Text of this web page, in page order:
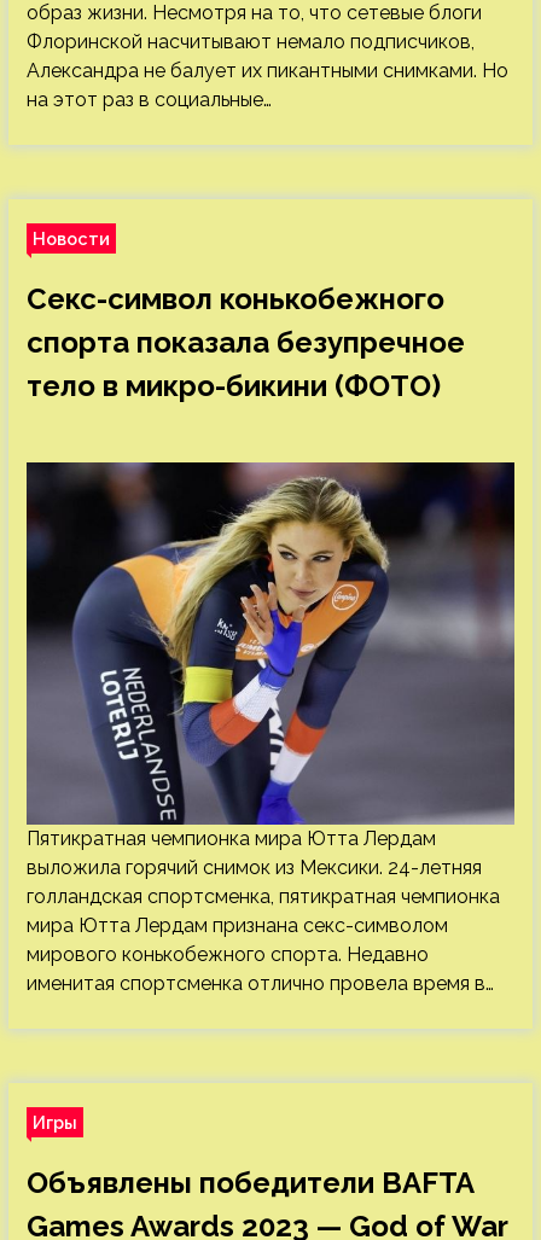
образ жизни. Несмотря на то, что сетевые блоги
Флоринской насчитывают немало подписчиков,
Александра не балует их пикантными снимками. Но
на этот раз в социальные…
Новости
Секс-символ конькобежного
спорта показала безупречное
тело в микро-бикини (ФОТО)
Пятикратная чемпионка мира Ютта Лердам
выложила горячий снимок из Мексики. 24-летняя
голландская спортсменка, пятикратная чемпионка
мира Ютта Лердам признана секс-символом
мирового конькобежного спорта. Недавно
именитая спортсменка отлично провела время в…
Игры
Объявлены победители BAFTA
Games Awards 2023 — God of War